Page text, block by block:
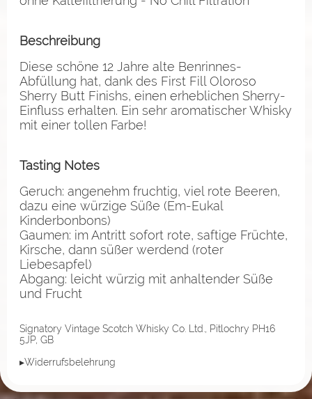
Beschreibung
Diese schöne 12 Jahre alte Benrinnes-
Abfüllung hat, dank des First Fill Oloroso
Sherry Butt Finishs, einen erheblichen Sherry-
Einfluss erhalten. Ein sehr aromatischer Whisky
mit einer tollen Farbe!
Tasting Notes
Geruch: angenehm fruchtig, viel rote Beeren,
dazu eine würzige Süße (Em-Eukal
Kinderbonbons)
Gaumen: im Antritt sofort rote, saftige Früchte,
Kirsche, dann süßer werdend (roter
Liebesapfel)
Abgang: leicht würzig mit anhaltender Süße
und Frucht
Signatory Vintage Scotch Whisky Co. Ltd., Pitlochry PH16
5JP, GB
▸Widerrufsbelehrung